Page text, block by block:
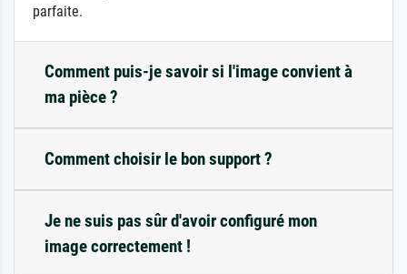
parfaite.
Comment puis-je savoir si l'image convient à
ma pièce ?
Comment choisir le bon support ?
Je ne suis pas sûr d'avoir configuré mon
image correctement !